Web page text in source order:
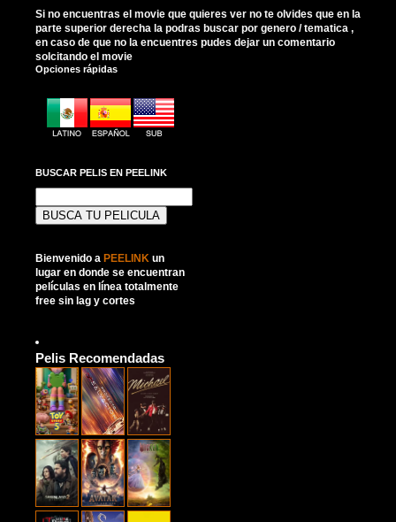
Si no encuentras el movie que quieres ver no te olvides que en la
parte superior derecha la podras buscar por genero / tematica ,
en caso de que no la encuentres pudes dejar un comentario
solcitando el movie
Opciones rápidas
BUSCAR PELIS EN PEELINK
Bienvenido a PEELINK un
lugar en donde se encuentran
películas en línea totalmente
free sin lag y cortes
Pelis Recomendadas